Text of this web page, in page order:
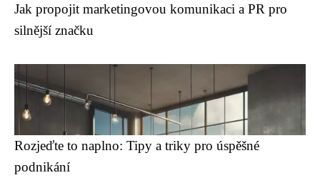
Jak propojit marketingovou komunikaci a PR pro
silnější značku
Rozjeďte to naplno: Tipy a triky pro úspěšné
podnikání